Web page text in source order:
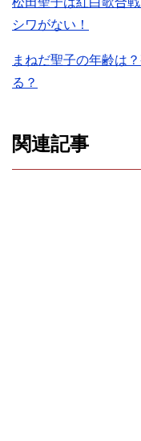
シワがない！
まねだ聖子の年齢は
る？
関連記事